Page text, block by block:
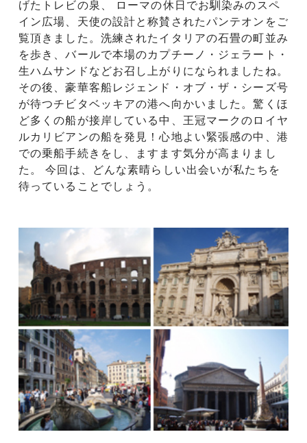
げたトレビの泉、 ローマの休日でお馴染みのスペ
イン広場、天使の設計と称賛されたパンテオンをご
覧頂きました。洗練されたイタリアの石畳の町並み
を歩き、バールで本場のカプチーノ・ジェラート・
生ハムサンドなどお召し上がりになられましたね。
その後、豪華客船レジェンド・オブ・ザ・シーズ号
が待つチビタベッキアの港へ向かいました。驚くほ
ど多くの船が接岸している中、王冠マークのロイヤ
ルカリビアンの船を発見！心地よい緊張感の中、港
での乗船手続きをし、ますます気分が高まりまし
た。 今回は、どんな素晴らしい出会いが私たちを
待っていることでしょう。